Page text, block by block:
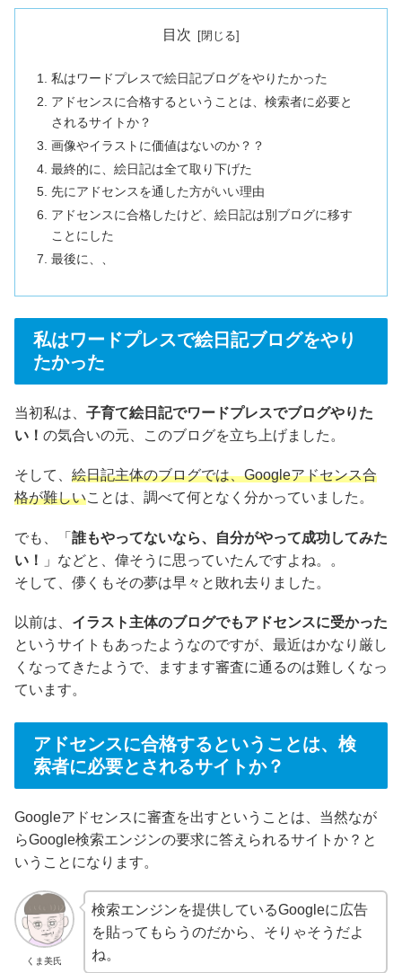
目次
私はワードプレスで絵日記ブログをやりたかった
アドセンスに合格するということは、検索者に必要と
されるサイトか？
画像やイラストに価値はないのか？？
最終的に、絵日記は全て取り下げた
先にアドセンスを通した方がいい理由
アドセンスに合格したけど、絵日記は別ブログに移す
ことにした
最後に、、
私はワードプレスで絵日記ブログをやり
たかった
当初私は、 子育て絵日記でワードプレスでブログやりた
い！ の気合いの元、このブログを立ち上げました。
そして、 絵日記主体のブログでは、Googleアドセンス合
格が難しいことは、調べて何となく分かっていました。
でも、「 誰もやってないなら、自分がやって成功してみた
い！
」などと、偉そうに思っていたんですよね。。
そして、儚くもその夢は早々と敗れ去りました。
以前は、 イラスト主体のブログでもアドセンスに受かった
というサイトもあったようなのですが、最近はかなり厳し
くなってきたようで、ますます審査に通るのは難しくなっ
ています。
アドセンスに合格するということは、検
索者に必要とされるサイトか？
Googleアドセンスに審査を出すということは、当然なが
らGoogle検索エンジンの要求に答えられるサイトか？と
いうことになります。
くま美氏
検索エンジンを提供しているGoogleに広告
を貼ってもらうのだから、そりゃそうだよ
ね。